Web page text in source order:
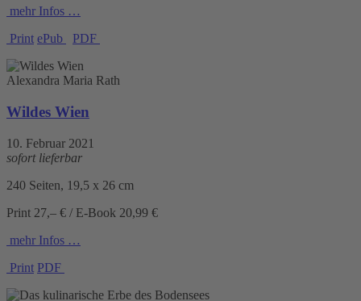
mehr Infos …
Print ePub PDF
Alexandra Maria Rath
Wildes Wien
10. Februar 2021
sofort lieferbar
240 Seiten, 19,5 x 26 cm
Print 27,– € / E-Book 20,99 €
mehr Infos …
Print PDF